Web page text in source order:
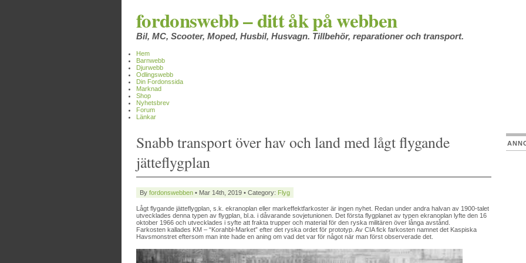
fordonswebb – ditt åk på webben
Bil, MC, Scooter, Moped, Husbil, Husvagn. Tillbehör, reparationer och transport.
Hem
Barnwebb
Djurwebb
Odlingswebb
Din Fordonssida
Marknad
Shop
Nyhetsbrev
Forum
Länkar
Snabb transport över hav och land med lågt flygande
jätteflygplan
By fordonswebben • Mar 14th, 2019 • Category: Flyg
Lågt flygande jätteflygplan, s.k. ekranoplan eller markeffektfarkoster är ingen nyhet. Redan under andra halvan av 1900-talet
utvecklades denna typen av flygplan, bl.a. i dåvarande sovjetunionen. Det första flygplanet av typen ekranoplan lyfte den 16
oktober 1966 och utvecklades i syfte att frakta trupper och material för den ryska militären över långa avstånd.
Farkosten kallades KM – “Korahbl-Market” efter det ryska ordet för prototyp. Av CIA fick farkosten namnet det Kaspiska
Havsmonstret eftersom man inte hade en aning om vad det var för något när man först observerade det.